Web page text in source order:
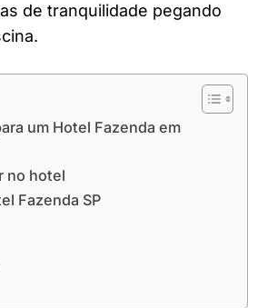
de tranquilidade pegando
um Hotel Fazenda em
no hotel
Fazenda SP